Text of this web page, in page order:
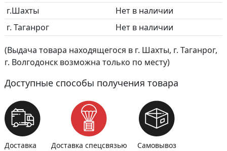
г.Шахты
Нет в наличии
г. Таганрог
Нет в наличии
(Выдача товара находящегося в г. Шахты, г. Таганрог,
г. Волгодонск возможна только по месту)
Доступные способы получения товара
Доставка Доставка спецсвязью Самовывоз